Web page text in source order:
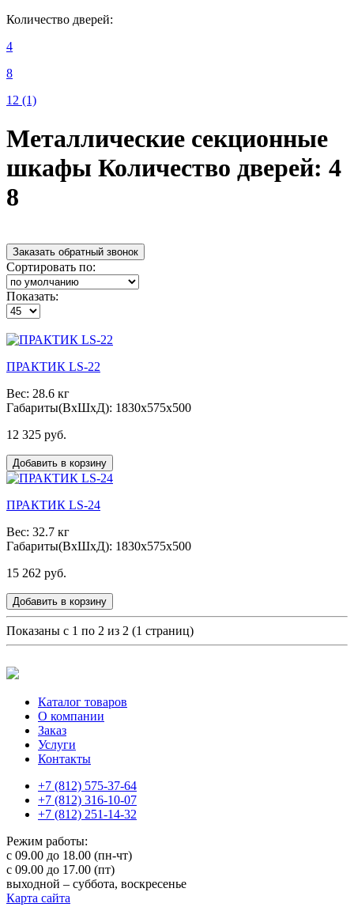
Количество дверей:
4
8
12 (1)
Металлические секционные
шкафы Количество дверей: 4
8
Заказать обратный звонок
Сортировать по:
Показать:
ПРАКТИК LS-22
Вес: 28.6 кг
Габариты(ВxШxД): 1830x575x500
12 325 руб.
Добавить в корзину
ПРАКТИК LS-24
Вес: 32.7 кг
Габариты(ВxШxД): 1830x575x500
15 262 руб.
Добавить в корзину
Показаны с 1 по 2 из 2 (1 страниц)
Каталог товаров
О компании
Заказ
Услуги
Контакты
+7 (812) 575-37-64
+7 (812) 316-10-07
+7 (812) 251-14-32
Режим работы:
с 09.00 до 18.00 (пн-чт)
с 09.00 до 17.00 (пт)
выходной – суббота, воскресенье
Карта сайта